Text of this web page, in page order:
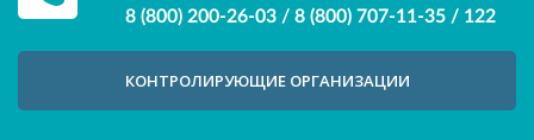
8 (800) 200-26-03 / 8 (800) 707-11-35 / 122
КОНТРОЛИРУЮЩИЕ ОРГАНИЗАЦИИ